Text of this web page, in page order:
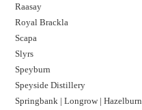
Raasay
Royal Brackla
Scapa
Slyrs
Speyburn
Speyside Distillery
Springbank | Longrow | Hazelburn